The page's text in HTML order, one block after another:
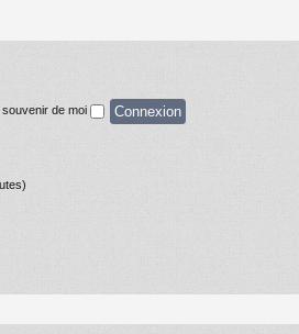
souvenir de moi